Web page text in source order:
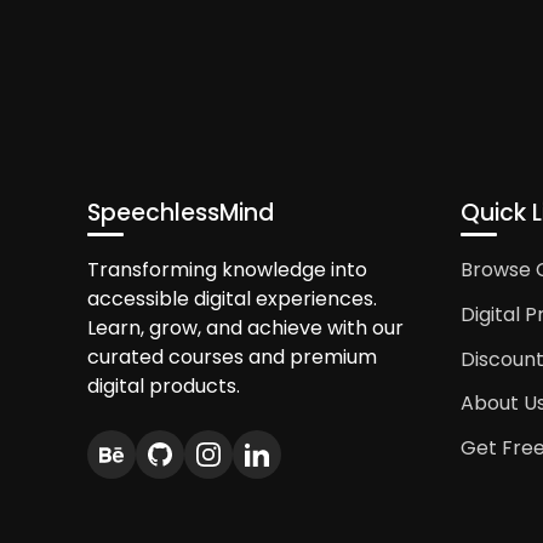
desain grafis lainnya
vektorSkalabilitas tanpa
lainnyaDownload Adobe
populer untuk desain
dan materi
desain vektorBeragam
adalah software desain
designer karena
browser)Mudah
SpeechlessMind
Transforming knowledge into
accessible digital experiences.
Learn, grow, and achieve with our
curated courses and premium
digital products.
Quick
Browse
Digital
Discount
About
Get Free